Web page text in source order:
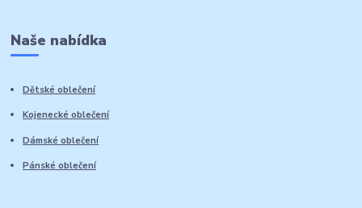
Naše nabídka
Dětské oblečení
Kojenecké oblečení
Dámské oblečení
Pánské oblečení